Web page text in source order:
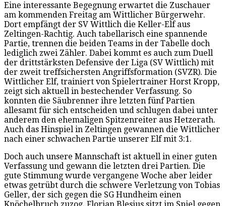
Eine interessante Begegnung erwartet die Zuschauer
am kommenden Freitag am Wittlicher Bürgerwehr.
Dort empfängt der SV Wittlich die Keller-Elf aus
Zeltingen-Rachtig. Auch tabellarisch eine spannende
Partie, trennen die beiden Teams in der Tabelle doch
lediglich zwei Zähler. Dabei kommt es auch zum Duell
der drittstärksten Defensive der Liga (SV Wittlich) mit
der zweit treffsichersten Angriffsformation (SVZR). Die
Wittlicher Elf, trainiert von Spielertrainer Horst Kropp,
zeigt sich aktuell in bestechender Verfassung. So
konnten die Säubrenner ihre letzten fünf Partien
allesamt für sich entscheiden und schlugen dabei unter
anderem den ehemaligen Spitzenreiter aus Hetzerath.
Auch das Hinspiel in Zeltingen gewannen die Wittlicher
nach einer schwachen Partie unserer Elf mit 3:1.
Doch auch unsere Mannschaft ist aktuell in einer guten
Verfassung und gewann die letzten drei Partien. Die
gute Stimmung wurde vergangene Woche aber leider
etwas getrübt durch die schwere Verletzung von Tobias
Geller, der sich gegen die SG Hundheim einen